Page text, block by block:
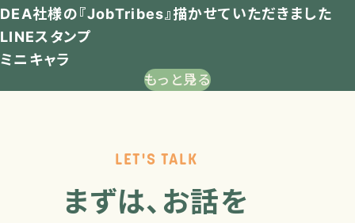
DEA社様の『JobTribes』描かせていただきました
LINEスタンプ
ミニキャラ
もっと見る
LET'S TALK
まずは、お話を